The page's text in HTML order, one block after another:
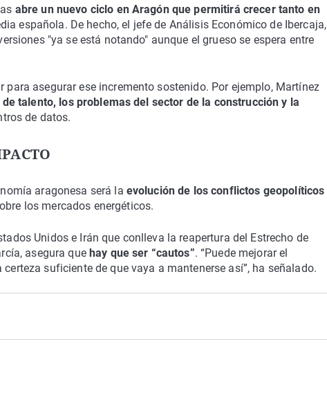
abre un nuevo ciclo en Aragón que permitirá crecer tanto en
española. De hecho, el jefe de Análisis Económico de Ibercaja,
"ya se está notando" aunque el grueso se espera entre
asegurar ese incremento sostenido. Por ejemplo, Martínez
talento, los problemas del sector de la construcción y la
de datos.
aragonesa será la evolución de los conflictos geopolíticos
los mercados energéticos.
Unidos e Irán que conlleva la reapertura del Estrecho de
asegura que hay que ser “cautos”. “Puede mejorar el
suficiente de que vaya a mantenerse así”, ha señalado.